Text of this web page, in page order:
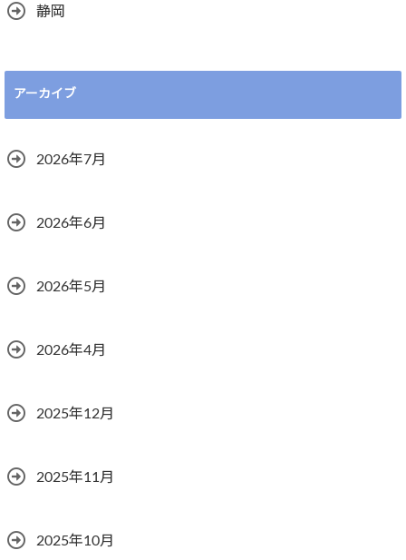
静岡
アーカイブ
2026年7月
2026年6月
2026年5月
2026年4月
2025年12月
2025年11月
2025年10月